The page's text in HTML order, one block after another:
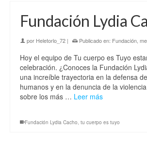
Fundación Lydia
por Heletorlo_72 | Publicado en: Fundación
Hoy el equipo de Tu cuerpo es Tuyo
celebración. ¿Conoces la Fundación
una increíble trayectoria en la defensa
humanos y en la denuncia de la
sobre los más … Leer más
Fundación Lydia Cacho, tu cuerpo es tuyo